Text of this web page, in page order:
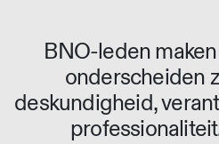
BNO-leden
onderscheiden
deskundigheid,